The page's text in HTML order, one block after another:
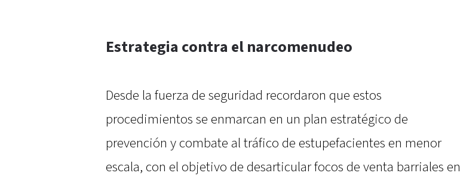
Estrategia contra el narcomenudeo
Desde la fuerza de seguridad recordaron que estos
procedimientos se enmarcan en un plan estratégico de
prevención y combate al tráfico de estupefacientes en menor
escala, con el objetivo de desarticular focos de venta barriales en